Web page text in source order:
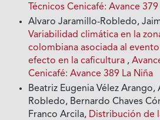
Técnicos Cenicafé: Avance
Alvaro Jaramillo-Robledo,
Variabilidad climática en la
colombiana asociada al
efecto en la caficultura ,
Cenicafé: Avance 389 La Niña
Beatriz Eugenia Vélez Arango,
Robledo, Bernardo Chaves
Franco Arcila, Distribución de